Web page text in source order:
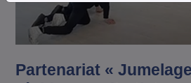
Partenariat «